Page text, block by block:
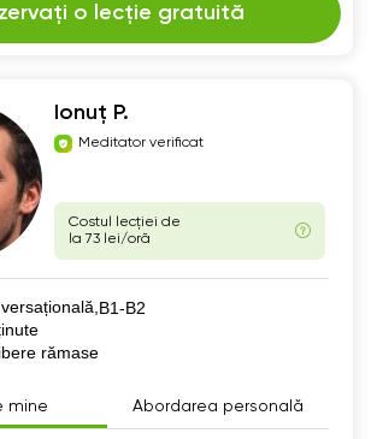
o lecție gratuită
Ionuț P.
Meditator verificat
Costul lecției de
la 73 lei/oră
B1-B2
rămase
mine Abordarea personală